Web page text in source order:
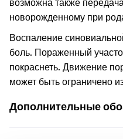
возможна также
новорожденному при
Воспаление
боль. Пораженный
покраснеть. Движение
может быть ограничено
Дополнительные